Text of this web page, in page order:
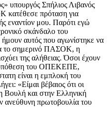
υπουργός Σπήλιος Λιβανός
κατέθεσε πρόταση για
εναντίον μου. Παρότι εγώ
σκάνδαλο του
αυτός που αγωνίστηκε να
το σημερινό ΠΑΣΟΚ, η
της αλήθειας. Όσοι έχουν
υπόθεση του ΟΠΕΚΕΠΕ,
είναι η εμπλοκή του
«Είμαι βέβαιος ότι οι
Βουλή και στην Ελληνική
ανεύθυνη πρωτοβουλία του